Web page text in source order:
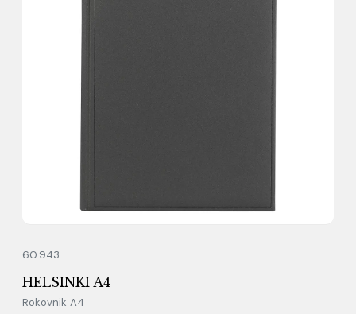
60.943
HELSINKI A4
Rokovnik A4